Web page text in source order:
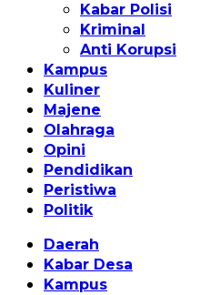
Kabar Polisi
Kriminal
Anti Korupsi
Kampus
Kuliner
Majene
Olahraga
Opini
Pendidikan
Peristiwa
Politik
Daerah
Kabar Desa
Kampus